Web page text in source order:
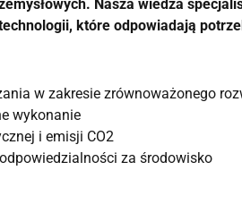
Nasza wiedza
które odpowiadają
w zakresie zrównoważonego
wykonanie
i emisji CO2
za środowisko